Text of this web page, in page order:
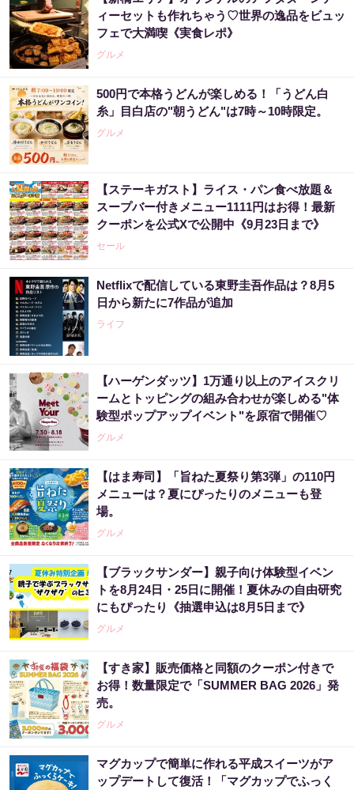
ィーセットも作れちゃう♡世界の逸品をビュッ
フェで大満喫《実食レポ》
グルメ
500円で本格うどんが楽しめる！「うどん白
糸」目白店の"朝うどん"は7時～10時限定。
グルメ
【ステーキガスト】ライス・パン食べ放題＆
スープバー付きメニュー1111円はお得！最新
クーポンを公式Xで公開中《9月23日まで》
セール
Netflixで配信している東野圭吾作品は？8月5
日から新たに7作品が追加
ライフ
【ハーゲンダッツ】1万通り以上のアイスクリ
ームとトッピングの組み合わせが楽しめる"体
験型ポップアップイベント"を原宿で開催♡
グルメ
【はま寿司】「旨ねた夏祭り第3弾」の110円
メニューは？夏にぴったりのメニューも登
場。
グルメ
【ブラックサンダー】親子向け体験型イベン
トを8月24日・25日に開催！夏休みの自由研究
にもぴったり《抽選申込は8月5日まで》
グルメ
【すき家】販売価格と同額のクーポン付きで
お得！数量限定で「SUMMER BAG 2026」発
売。
グルメ
マグカップで簡単に作れる平成スイーツがア
ップデートして復活！「マグカップでふっく